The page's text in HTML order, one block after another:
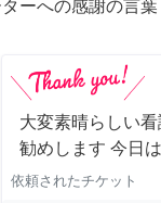
ーへの感謝の言葉
大変素晴らしい
勧めします 今日
依頼されたチケット